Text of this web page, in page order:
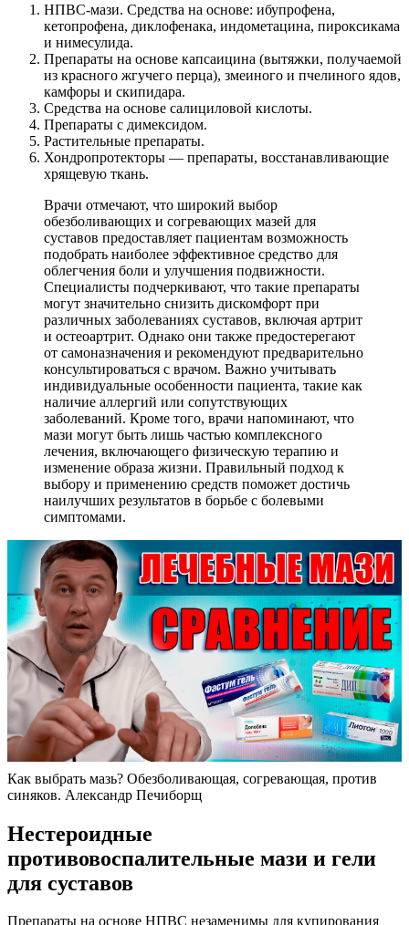
НПВС-мази. Средства на основе: ибупрофена,
кетопрофена, диклофенака, индометацина, пироксикама
и нимесулида.
Препараты на основе капсаицина (вытяжки, получаемой
из красного жгучего перца), змеиного и пчелиного ядов,
камфоры и скипидара.
Средства на основе салициловой кислоты.
Препараты с димексидом.
Растительные препараты.
Хондропротекторы — препараты, восстанавливающие
хрящевую ткань.
Врачи отмечают, что широкий выбор
обезболивающих и согревающих мазей для
суставов предоставляет пациентам возможность
подобрать наиболее эффективное средство для
облегчения боли и улучшения подвижности.
Специалисты подчеркивают, что такие препараты
могут значительно снизить дискомфорт при
различных заболеваниях суставов, включая артрит
и остеоартрит. Однако они также предостерегают
от самоназначения и рекомендуют предварительно
консультироваться с врачом. Важно учитывать
индивидуальные особенности пациента, такие как
наличие аллергий или сопутствующих
заболеваний. Кроме того, врачи напоминают, что
мази могут быть лишь частью комплексного
лечения, включающего физическую терапию и
изменение образа жизни. Правильный подход к
выбору и применению средств поможет достичь
наилучших результатов в борьбе с болевыми
симптомами.
Как выбрать мазь? Обезболивающая, согревающая, против
синяков. Александр Печиборщ
Нестероидные
противовоспалительные мази и гели
для суставов
Препараты на основе НПВС незаменимы для купирования